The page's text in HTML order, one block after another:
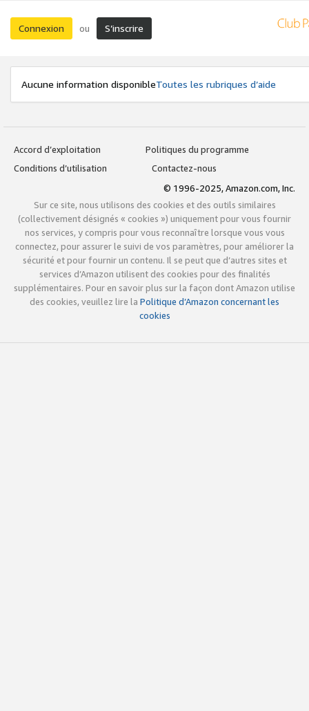
Connexion ou S’inscrire
Aucune information disponibleToutes les rubriques d’aide
Accord d’exploitation
Politiques du programme
Conditions d’utilisation
Contactez-nous
© 1996-2025, Amazon.com, Inc.
Sur ce site, nous utilisons des cookies et des outils similaires
(collectivement désignés « cookies ») uniquement pour vous fournir
nos services, y compris pour vous reconnaître lorsque vous vous
connectez, pour assurer le suivi de vos paramètres, pour améliorer la
sécurité et pour fournir un contenu. Il se peut que d’autres sites et
services d’Amazon utilisent des cookies pour des finalités
supplémentaires. Pour en savoir plus sur la façon dont Amazon utilise
des cookies, veuillez lire la Politique d’Amazon concernant les
cookies